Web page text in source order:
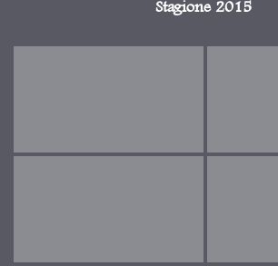
Stagione 2015